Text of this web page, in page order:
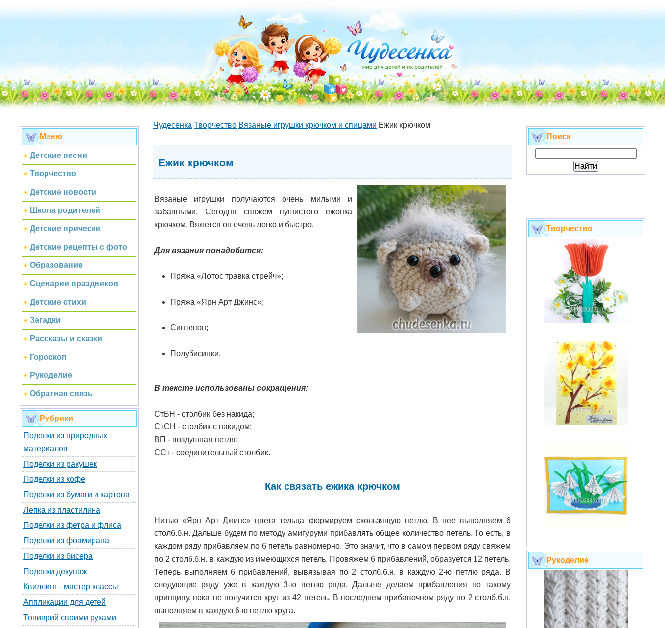
Меню
Детские песни
Творчество
Детские новости
Школа родителей
Детские прически
Детские рецепты с фото
Образование
Сценарии праздников
Детские стихи
Загадки
Рассказы и сказки
Гороскоп
Рукоделие
Обратная связь
Рубрики
Поделки из природных
материалов
Поделки из ракушек
Поделки из кофе
Поделки из бумаги и картона
Лепка из пластилина
Поделки из фетра и флиса
Поделки из фоамирана
Поделки из бисера
Поделки декупаж
Квиллинг - мастер классы
Аппликации для детей
Топиарий своими руками
Чудесенка Творчество Вязаные игрушки крючком и спицами Ежик крючком
Ежик крючком
Вязаные игрушки получаются очень милыми и
забавными. Сегодня свяжем пушистого ежонка
крючком. Вяжется он очень легко и быстро.
Для вязания понадобится:
Пряжа «Лотос травка стрейч»;
Пряжа «Ярн Арт Джинс»;
Синтепон;
Полубисинки.
В тексте использованы сокращения:
СтБН - столбик без накида;
СтСН - столбик с накидом;
ВП - воздушная петля;
ССт - соединительный столбик.
Как связать ежика крючком
Нитью «Ярн Арт Джинс» цвета тельца формируем скользящую петлю. В нее выполняем 6
столб.б.н. Дальше будем по методу амигуруми прибавлять общее количество петель. То есть, в
каждом ряду прибавляем по 6 петель равномерно. Это значит, что в самом первом ряду свяжем
по 2 столб.б.н. в каждую из имеющихся петель. Провяжем 6 прибавлений, образуется 12 петель.
Теперь выполняем 6 прибавлений, вывязывая по 2 столб.б.н. в каждую 2-ю петлю ряда. В
следующие ряду уже в каждую 3-ю петлю ряда. Дальше делаем прибавления по такому
принципу, пока не получится круг из 42 петель. В последнем прибавочном ряду по 2 столб.б.н.
выполняем в каждую 6-ю петлю круга.
Поиск
Творчество
Рукоделие